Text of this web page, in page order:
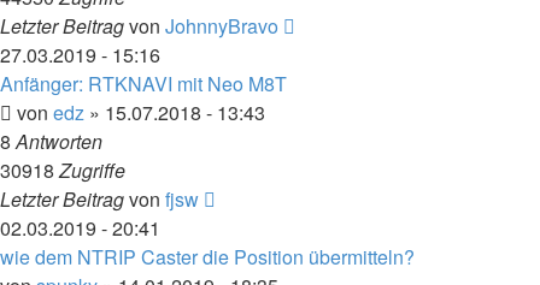
Letzter Beitragvon JohnnyBravo
27.03.2019 - 15:16
Anfänger: RTKNAVI mit Neo M8T
von edz » 15.07.2018 - 13:43
8Antworten
30918Zugriffe
Letzter Beitragvon fjsw
02.03.2019 - 20:41
wie dem NTRIP Caster die Position übermitteln?